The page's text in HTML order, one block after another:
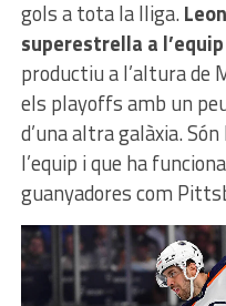
gols a tota la lliga.
superestrella a l’equip
productiu a l’altura de
els playoffs amb un
d’una altra galàxia.
l’equip i que ha
guanyadores com